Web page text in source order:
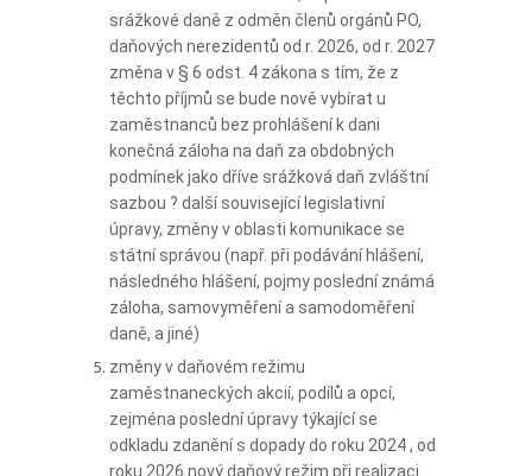
srážkové daně z odměn členů orgánů PO,
daňových nerezidentů od r. 2026, od r. 2027
změna v § 6 odst. 4 zákona s tím, že z
těchto příjmů se bude nově vybírat u
zaměstnanců bez prohlášení k dani
konečná záloha na daň za obdobných
podmínek jako dříve srážková daň zvláštní
sazbou ? další související legislativní
úpravy, změny v oblasti komunikace se
státní správou (např. při podávání hlášení,
následného hlášení, pojmy poslední známá
záloha, samovyměření a samodoměření
daně, a jiné)
změny v daňovém režimu
zaměstnaneckých akcií, podílů a opcí,
zejména poslední úpravy týkající se
odkladu zdanění s dopady do roku 2024 , od
roku 2026 nový daňový režim při realizaci